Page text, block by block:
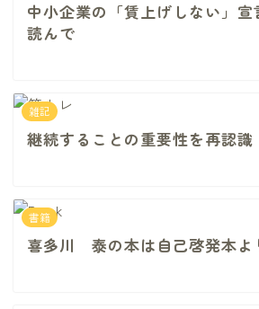
中小企業の「賃上げしない」宣
読んで
雑記
継続することの重要性を再認識
書籍
喜多川 泰の本は自己啓発本よ